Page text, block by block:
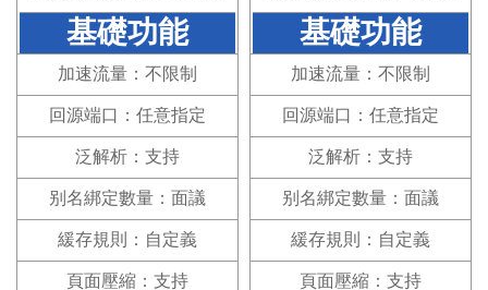
基礎功能
加速流量：不限制
回源端口：任意指定
泛解析：支持
别名綁定數量：面議
緩存規則：自定義
頁面壓縮：支持
基礎功能
加速流量：不限制
回源端口：任意指定
泛解析：支持
别名綁定數量：面議
緩存規則：自定義
頁面壓縮：支持